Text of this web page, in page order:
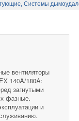
Системы
вентиляторы
140A/180A:
загнутыми
фазные.
и